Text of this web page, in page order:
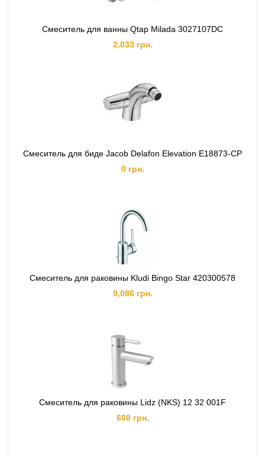
Смеситель для ванны Qtap Milada 3027107DC
2,033 грн.
Смеситель для биде Jacob Delafon Elevation E18873-CP
0 грн.
Смеситель для раковины Kludi Bingo Star 420300578
9,086 грн.
Смеситель для раковины Lidz (NKS) 12 32 001F
608 грн.